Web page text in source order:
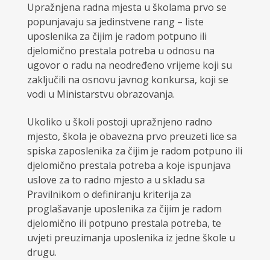
Upražnjena radna mjesta u školama prvo se
popunjavaju sa jedinstvene rang – liste
uposlenika za čijim je radom potpuno ili
djelomično prestala potreba u odnosu na
ugovor o radu na neodređeno vrijeme koji su
zaključili na osnovu javnog konkursa, koji se
vodi u Ministarstvu obrazovanja.
Ukoliko u školi postoji upražnjeno radno
mjesto, škola je obavezna prvo preuzeti lice sa
spiska zaposlenika za čijim je radom potpuno ili
djelomično prestala potreba a koje ispunjava
uslove za to radno mjesto a u skladu sa
Pravilnikom o definiranju kriterija za
proglašavanje uposlenika za čijim je radom
djelomično ili potpuno prestala potreba, te
uvjeti preuzimanja uposlenika iz jedne škole u
drugu.